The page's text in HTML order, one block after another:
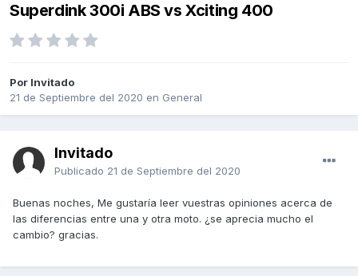
Superdink 300i ABS vs Xciting 400
Por Invitado
21 de Septiembre del 2020 en General
Invitado
Publicado 21 de Septiembre del 2020
Buenas noches, Me gustaría leer vuestras opiniones acerca de
las diferencias entre una y otra moto. ¿se aprecia mucho el
cambio? gracias.